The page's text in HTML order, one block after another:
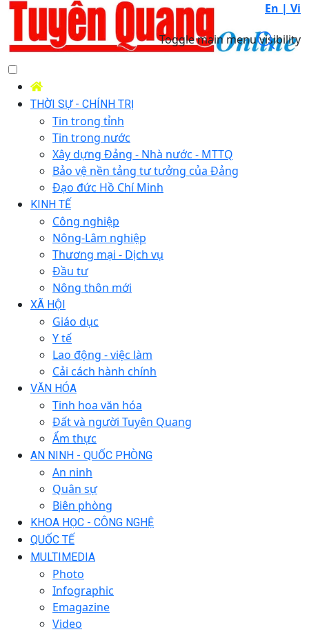
En | Vi
Toggle main menu visibility
THỜI SỰ - CHÍNH TRỊ
Tin trong tỉnh
Tin trong nước
Xây dựng Đảng - Nhà nước - MTTQ
Bảo vệ nền tảng tư tưởng của Đảng
Đạo đức Hồ Chí Minh
KINH TẾ
Công nghiệp
Nông-Lâm nghiệp
Thương mại - Dịch vụ
Đầu tư
Nông thôn mới
XÃ HỘI
Giáo dục
Y tế
Lao động - việc làm
Cải cách hành chính
VĂN HÓA
Tinh hoa văn hóa
Đất và người Tuyên Quang
Ẩm thực
AN NINH - QUỐC PHÒNG
An ninh
Quân sự
Biên phòng
KHOA HỌC - CÔNG NGHỆ
QUỐC TẾ
MULTIMEDIA
Photo
Infographic
Emagazine
Video